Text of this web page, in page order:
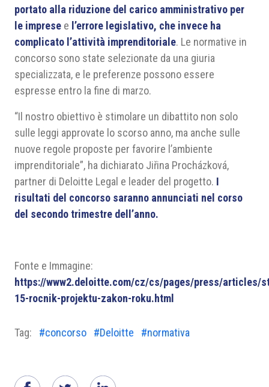
portato alla riduzione del carico amministrativo per
le imprese e l’errore legislativo, che invece ha
complicato l’attività imprenditoriale. Le normative in
concorso sono state selezionate da una giuria
specializzata, e le preferenze possono essere
espresse entro la fine di marzo.
“Il nostro obiettivo è stimolare un dibattito non solo
sulle leggi approvate lo scorso anno, ma anche sulle
nuove regole proposte per favorire l’ambiente
imprenditoriale”, ha dichiarato Jiřina Procházková,
partner di Deloitte Legal e leader del progetto. I
risultati del concorso saranno annunciati nel corso
del secondo trimestre dell’anno.
Fonte e Immagine:
https://www2.deloitte.com/cz/cs/pages/press/articles/
15-rocnik-projektu-zakon-roku.html
Tag: #concorso #Deloitte #normativa